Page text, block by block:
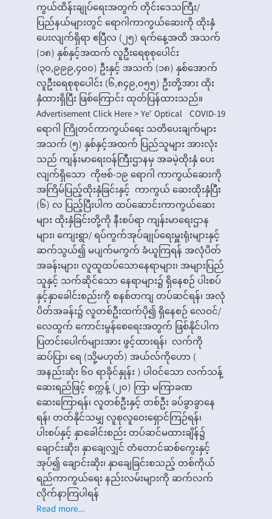
ကွယ်ထိန်းချုပ်ရေးအတွက် တိုင်းဒေသကြီး/
ပြည်နယ်များတွင် ရောဂါကာကွယ်ဆေးကို ထိုးနှံ
ပေးလျက်ရှိရာ ဧပြီလ (၂၅) ရက်နေ့အထိ အသက်
(၁၈) နှစ်နှင့်အထက် လူဦးရေစုစုပေါင်း
(၃၀,၉၉၉,၄၀၀) ဦးနှင့် အသက် (၁၈) နှစ်အောက်
လူဦးရေစုစုပေါင်း (၆,၈၄၉,၀၅၅) ဦးတို့အား ထိုး
နှံထားရှိပြီး ဖြစ်ကြောင်း ထုတ်ပြန်ထားသည်။
Advertisement Click Here > Ye' Optical COVID-19
ရောဂါ ကြိုတင်ကာကွယ်ရေး သတိပေးချက်များ
အသက် (၅) နှစ်နှင့်အထက် ပြည်သူများ အားလုံး
သည် ကျန်းမာရေးဝန်ကြီးဌာနမှ အခမဲ့ထိုးနှံ ပေး
လျက်ရှိသော ကိုဗစ်-၁၉ ရောဂါ ကာကွယ်ဆေးကို
အကြိမ်ပြည့်ထိုးနှံခြင်းနှင့် ကာကွယ် ဆေးထိုးနှံပြီး
(၆) လ ပြည့်ပြီးပါက ထပ်ဆောင်းကာကွယ်ဆေး
များ ထိုးနှံခြင်းတို့ကို နီးစပ်ရာ ကျန်းမာရေးဌာန
များ၊ ကျေးရွာ/ ရပ်ကွက်အုပ်ချုပ်ရေးမှူးရုံးများနှင့်
ဆက်သွယ်၍ မပျက်မကွက် ခံယူကြရန် အလုံပိတ်
အခန်းများ၊ လူထူထပ်သောနေရာများ၊ အများပြည်
သူနှင့် သက်ဆိုင်သော နေရာများ၌ ရှိနေစဉ် ပါးစပ်
နှင့်နှာခေါင်းစည်းကို စနစ်တကျ တပ်ဆင်ရန်၊ အလုံ
ပိတ်အခန်း၌ လူတစ်ဦးထက်ပို၍ ရှိနေစဉ် လေဝင်/
လေထွက် ကောင်းမွန်စေရေးအတွက် ဖြစ်နိုင်ပါက
ပြတင်းပေါက်များအား ဖွင့်ထားရန်၊ လက်ကို
ဆပ်ပြာ၊ ရေ (သို့မဟုတ်) အယ်လ်ကိုဟော (
အနည်းဆုံး ၆၀ ရာခိုင်နှုန်း ) ပါဝင်သော လက်သန့်
ဆေးရည်ဖြင့် စက္ကန့် (၂၀) ကြာ မကြာခဏ
ဆေးကြောရန်၊ လူတစ်ဦးနှင့် တစ်ဦး ခပ်ခွာခွာနေ
ရန်၊ တတ်နိုင်သမျှ လူစုလူဝေးရှောင်ကြဉ်ရန်၊
ပါးစပ်နှင့် နှာခေါင်းစည်း တပ်ဆင်မထားချိန်၌
ချောင်းဆိုး၊ နှာချေလျှင် တံတောင်ဆစ်ကွေးနှင့်
အုပ်၍ ချောင်းဆိုး၊ နှာချေခြင်းစသည့် တစ်ကိုယ်
ရည်ကာကွယ်ရေး နည်းလမ်းများကို ဆက်လက်
လိုက်နာကြပါရန်
Read more...